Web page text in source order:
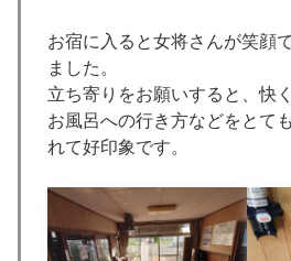
お宿に入ると女将さんが笑顔
ました。
立ち寄りをお願いすると、快
お風呂への行き方などをとて
れて好印象です。